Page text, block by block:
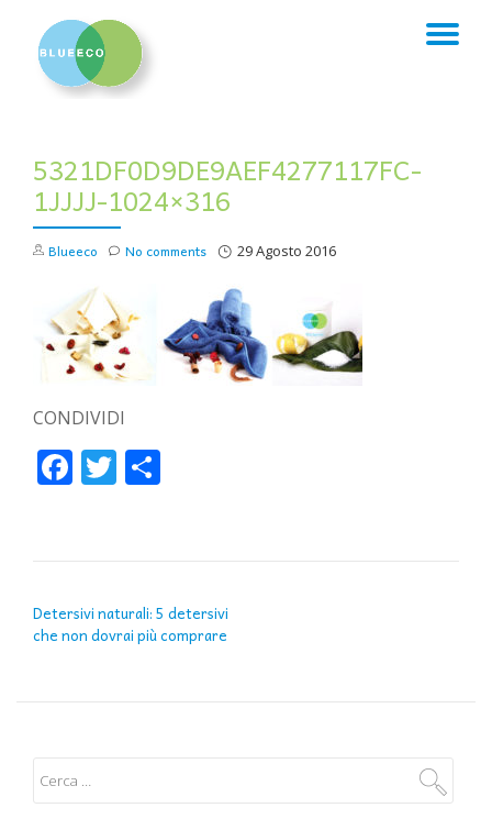
5321DF0D9DE9AEF4277117FC-
1JJJJ-1024×316
Blueeco 29 Agosto 2016
No comments
CONDIVIDI
FacebookTwitter
Detersivi naturali: 5 detersivi
che non dovrai più comprare